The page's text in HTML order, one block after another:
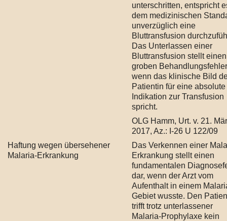
unterschritten, entspricht
dem medizinischen
unverzüglich eine
Bluttransfusion
Das Unterlassen einer
Bluttransfusion stellt einen
groben
wenn das klinische Bild
Patientin für eine absolute
Indikation zur Transfusion
spricht.
OLG Hamm, Urt. v. 21.
2017, Az.: I-26 U 122/09
Haftung wegen übersehener
Malaria-Erkrankung
Das Verkennen einer
Erkrankung stellt einen
fundamentalen
dar, wenn der Arzt vom
Aufenthalt in einem
Gebiet wusste. Den
trifft trotz unterlassener
Malaria-Prophylaxe kein